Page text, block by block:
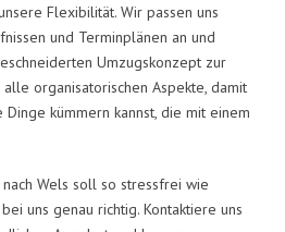
Flexibilität. Wir passen uns
und Terminplänen an und
Umzugskonzept zur
organisatorischen Aspekte, damit
kümmern kannst, die mit einem
Wels soll so stressfrei wie
uns genau richtig. Kontaktiere uns